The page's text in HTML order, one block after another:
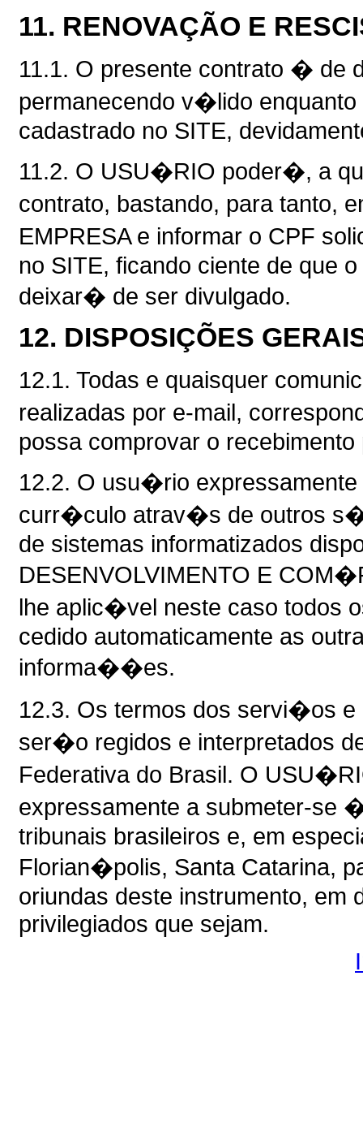
11. RENOVAÇÃO E
11.1. O presente contrato �
permanecendo v�lido
cadastrado no SITE,
11.2. O USU�RIO poder�, a
contrato, bastando, para tanto,
EMPRESA e informar o CPF
no SITE, ficando ciente de que
deixar� de ser divulgado.
12. DISPOSIÇÕES
12.1. Todas e quaisquer
realizadas por e-mail,
possa comprovar o
12.2. O usu�rio
curr�culo atrav�s de outros
de sistemas informatizados
DESENVOLVIMENTO E
lhe aplic�vel neste caso todos
cedido automaticamente as
informa��es.
12.3. Os termos dos servi�os e
ser�o regidos e interpretados
Federativa do Brasil. O
expressamente a submeter-
tribunais brasileiros e, em
Florian�polis, Santa Catarina,
oriundas deste instrumento, em
privilegiados que sejam.